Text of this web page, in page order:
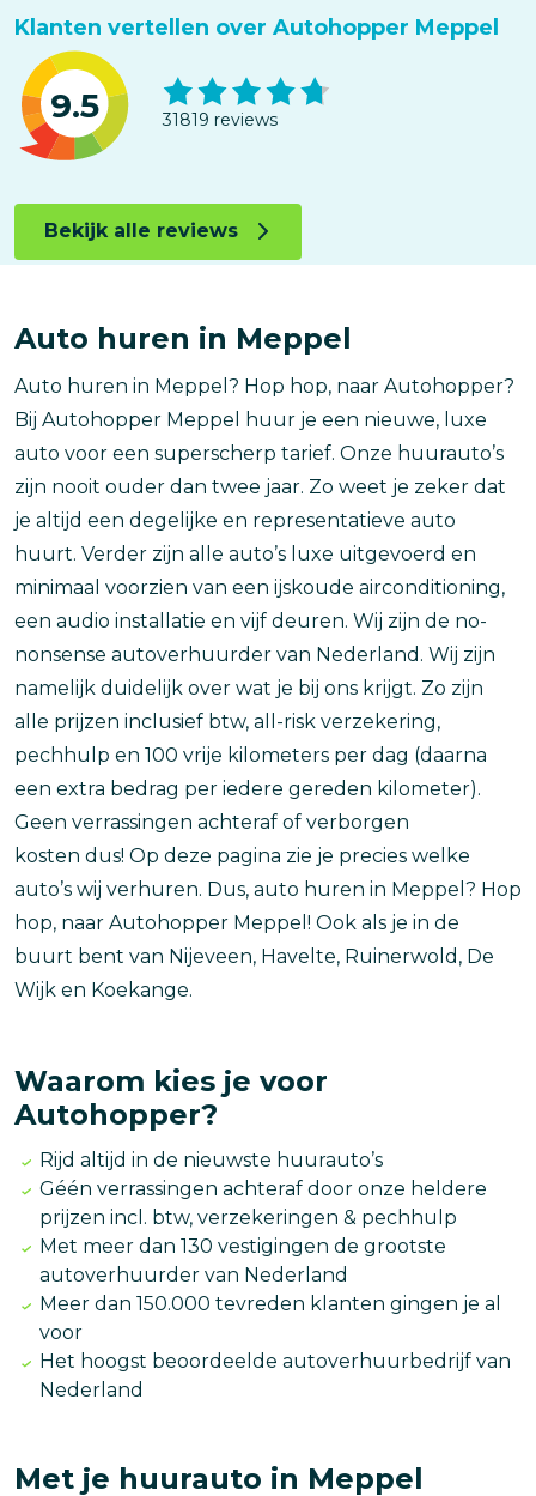
Klanten vertellen over Autohopper Meppel
9.5 31819 reviews
Bekijk alle reviews
Auto huren in Meppel
Auto huren in Meppel? Hop hop, naar Autohopper?
Bij Autohopper Meppel huur je een nieuwe, luxe
auto voor een superscherp tarief. Onze huurauto’s
zijn nooit ouder dan twee jaar. Zo weet je zeker dat
je altijd een degelijke en representatieve auto
huurt. Verder zijn alle auto’s luxe uitgevoerd en
minimaal voorzien van een ijskoude airconditioning,
een audio installatie en vijf deuren. Wij zijn de no-
nonsense autoverhuurder van Nederland. Wij zijn
namelijk duidelijk over wat je bij ons krijgt. Zo zijn
alle prijzen inclusief btw, all-risk verzekering,
pechhulp en 100 vrije kilometers per dag (daarna
een extra bedrag per iedere gereden kilometer).
Geen verrassingen achteraf of verborgen
kosten dus! Op deze pagina zie je precies welke
auto’s wij verhuren. Dus, auto huren in Meppel? Hop
hop, naar Autohopper Meppel! Ook als je in de
buurt bent van Nijeveen, Havelte, Ruinerwold, De
Wijk en Koekange.
Waarom kies je voor
Autohopper?
Rijd altijd in de nieuwste huurauto’s
Géén verrassingen achteraf door onze heldere
prijzen incl. btw, verzekeringen & pechhulp
Met meer dan 130 vestigingen de grootste
autoverhuurder van Nederland
Meer dan 150.000 tevreden klanten gingen je al
voor
Het hoogst beoordeelde autoverhuurbedrijf van
Nederland
Met je huurauto in Meppel